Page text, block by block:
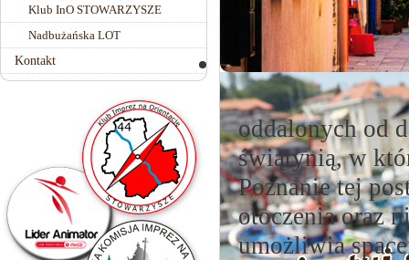
Klub InO STOWARZYSZE
Nadbużańska LOT
Kontakt
oddalonych od
świątynią, w
Poznanie tej
otoczenia oraz
umożliwia